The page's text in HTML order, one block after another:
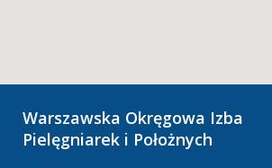
Warszawska Okręgowa Izba
Pielęgniarek i Położnych